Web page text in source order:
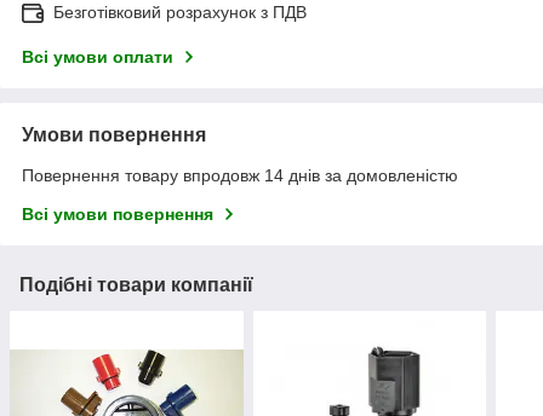
Безготівковий розрахунок з ПДВ
Всі умови оплати
Умови повернення
Повернення товару впродовж 14 днів за домовленістю
Всі умови повернення
Подібні товари компанії